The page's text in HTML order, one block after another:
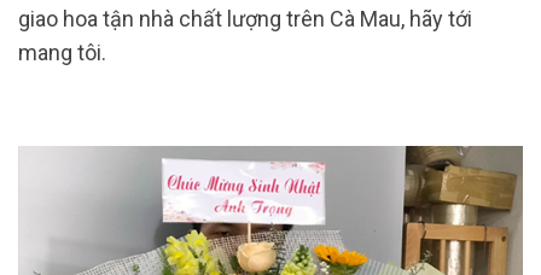
giao hoa tận nhà chất lượng trên Cà Mau, hãy tới
mang tôi.